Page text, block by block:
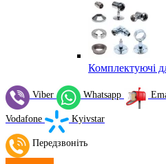
Комплектуючі
Viber Whatsapp
Vodafone Kyivstar
Передзвоніть